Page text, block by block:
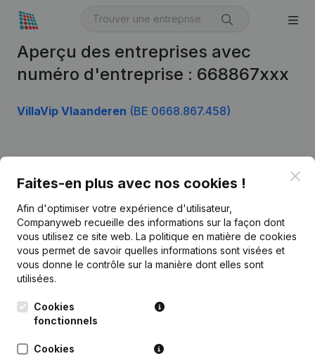
Aperçu des entreprises avec
numéro d'entreprise : 668867xxx
VillaVip Vlaanderen (BE 0668.867.458)
Faites-en plus avec nos cookies !
Afin d'optimiser votre expérience d'utilisateur,
Companyweb recueille des informations sur la façon dont
vous utilisez ce site web. La politique en matière de cookies
vous permet de savoir quelles informations sont visées et
vous donne le contrôle sur la manière dont elles sont
utilisées.
Cookies
fonctionnels
Cookies
Français
Kantorenpark Everest
Leuvensesteenweg
1800 Vilvoorde
Informations d’entreprise
Monitoring
Recherche internationale
Prospection